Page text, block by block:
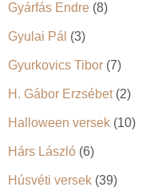
Gyárfás Endre (8)
Gyulai Pál (3)
Gyurkovics Tibor (7)
H. Gábor Erzsébet(2)
Halloween versek (10)
Hárs László (6)
Húsvéti versek (39)